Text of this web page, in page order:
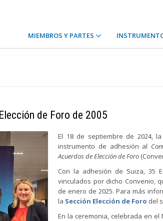
MIEMBROS Y PARTES
de Foro de 2005
El 18 de septiembre de 2024,
instrumento de adhesión al
Acuerdos de Elección de Foro
Con la adhesión de Suiza, 35
vinculados por dicho Convenio,
de enero de 2025. Para más
la Sección Elección de Foro del
En la ceremonia, celebrada en